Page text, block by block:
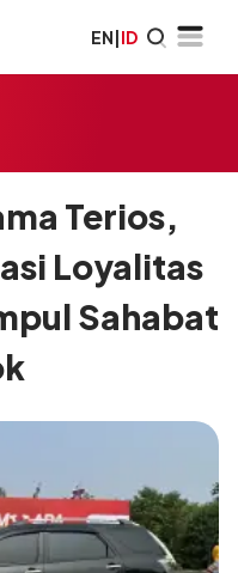
EN|ID
Terios,
Loyalitas
Sahabat